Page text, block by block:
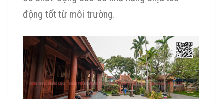
động tốt từ môi trường.